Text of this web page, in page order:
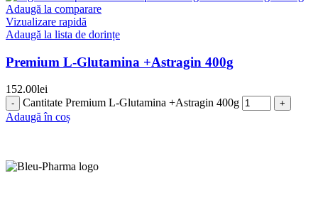
Adaugă la comparare
Vizualizare rapidă
Adaugă la lista de dorințe
Premium L-Glutamina +Astragin 400g
152.00lei
Cantitate Premium L-Glutamina +Astragin 400g
Adaugă în coș